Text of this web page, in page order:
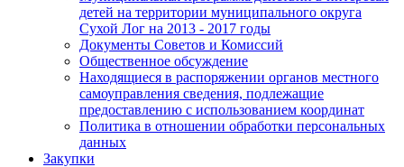
детей на территории муниципального округа
Сухой Лог на 2013 - 2017 годы
Документы Советов и Комиссий
Общественное обсуждение
Находящиеся в распоряжении органов местного
самоуправления сведения, подлежащие
предоставлению с использованием координат
Политика в отношении обработки персональных
данных
Закупки